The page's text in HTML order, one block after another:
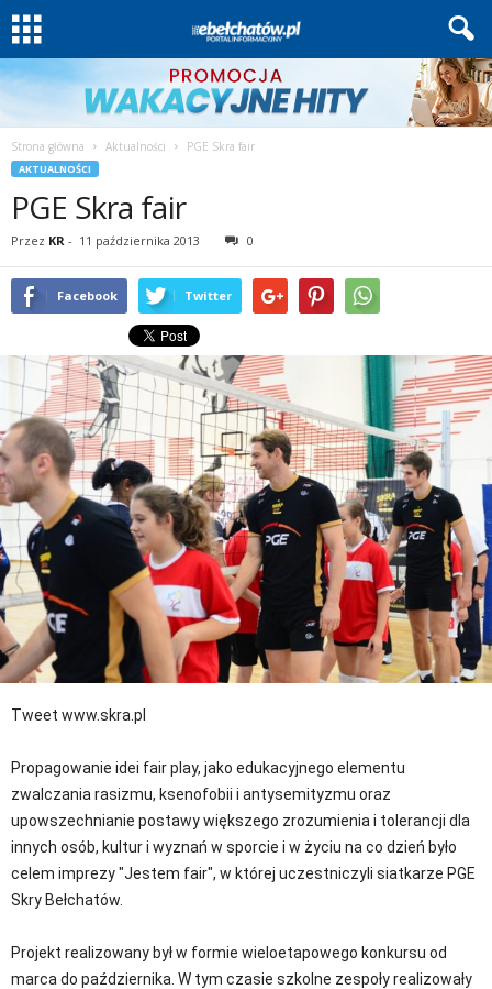
Strona główna Aktualności PGE Skra fair
AKTUALNOŚCI
PGE Skra fair
Przez KR - 11 października 2013 0
Facebook Twitter
Tweet www.skra.pl
Propagowanie idei fair play, jako edukacyjnego elementu
zwalczania rasizmu, ksenofobii i antysemityzmu oraz
upowszechnianie postawy większego zrozumienia i tolerancji dla
innych osób, kultur i wyznań w sporcie i w życiu na co dzień było
celem imprezy "Jestem fair", w której uczestniczyli siatkarze PGE
Skry Bełchatów.
Projekt realizowany był w formie wieloetapowego konkursu od
marca do października. W tym czasie szkolne zespoły realizowały